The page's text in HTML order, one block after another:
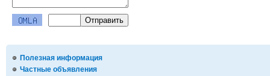
Полезная информация
Частные объявления